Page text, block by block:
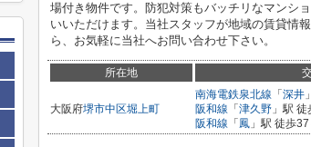
場付き物件です。防犯対策もバッチリなマンシ
いいただけます。当社スタッフが地域の賃貸情
ら、お気軽に当社へお問い合わせ下さい。
所在地
大阪府堺市中区堀上町
南海電鉄泉北線 「 深井
阪和線 「 津久野 」駅
阪和線 「 鳳 」駅 徒歩